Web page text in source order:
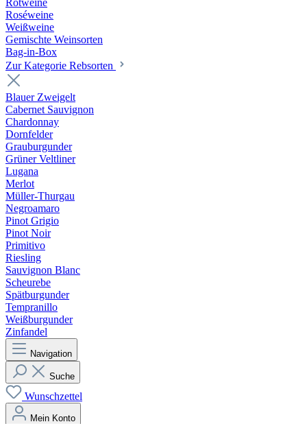
Roséweine
Weißweine
Gemischte Weinsorten
Bag-in-Box
Zur Kategorie Rebsorten
Blauer Zweigelt
Cabernet Sauvignon
Chardonnay
Dornfelder
Grauburgunder
Grüner Veltliner
Lugana
Merlot
Müller-Thurgau
Negroamaro
Pinot Grigio
Pinot Noir
Primitivo
Riesling
Sauvignon Blanc
Scheurebe
Spätburgunder
Tempranillo
Weißburgunder
Zinfandel
Navigation
Suche
Wunschzettel
Mein Konto